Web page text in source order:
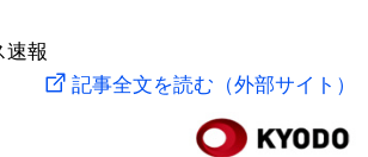
報
記事全文を読む（外部サイト）